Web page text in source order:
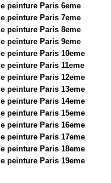
peinture Paris 6eme
peinture Paris 7eme
peinture Paris 8eme
peinture Paris 9eme
peinture Paris 10eme
peinture Paris 11eme
peinture Paris 12eme
peinture Paris 13eme
peinture Paris 14eme
peinture Paris 15eme
peinture Paris 16eme
peinture Paris 17eme
peinture Paris 18eme
peinture Paris 19eme